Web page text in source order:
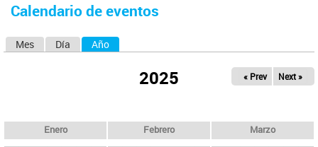
d
usted
Calendario de eventos
Mes Día Año
2025 « Prev Next »
Enero Febrero Marzo